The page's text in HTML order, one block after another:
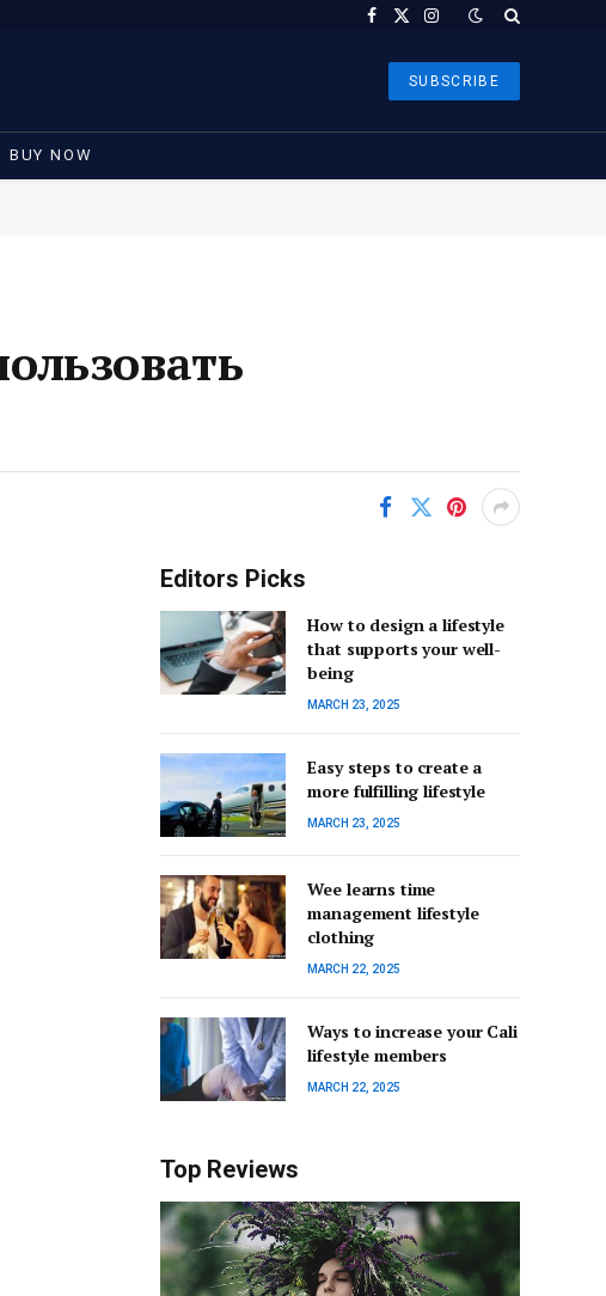
Facebook
X
Instagram
SUBSCRIBE
BUY NOW
Editors Picks
How to design a lifestyle
that supports your well-
being
MARCH 23, 2025
Easy steps to create a
more fulfilling lifestyle
MARCH 23, 2025
Wee learns time
management lifestyle
clothing
MARCH 22, 2025
Ways to increase your Cali
lifestyle members
MARCH 22, 2025
Top Reviews